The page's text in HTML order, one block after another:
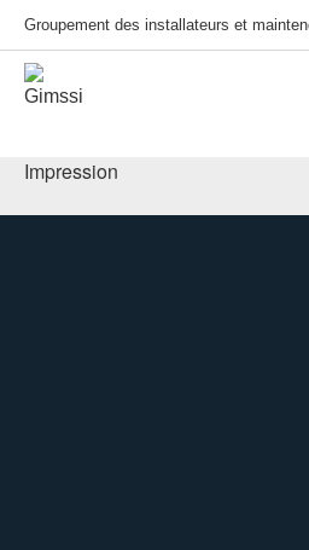
Groupement des installateurs et
Impression